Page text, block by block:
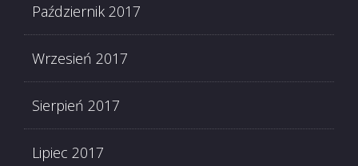
Październik 2017
Wrzesień 2017
Sierpień 2017
Lipiec 2017